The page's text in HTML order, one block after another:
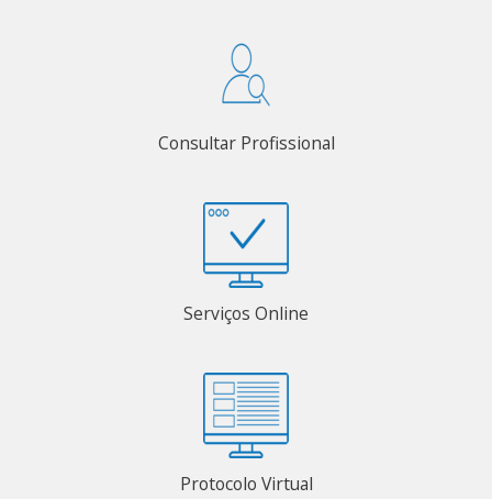
Consultar Profissional
Serviços Online
Protocolo Virtual